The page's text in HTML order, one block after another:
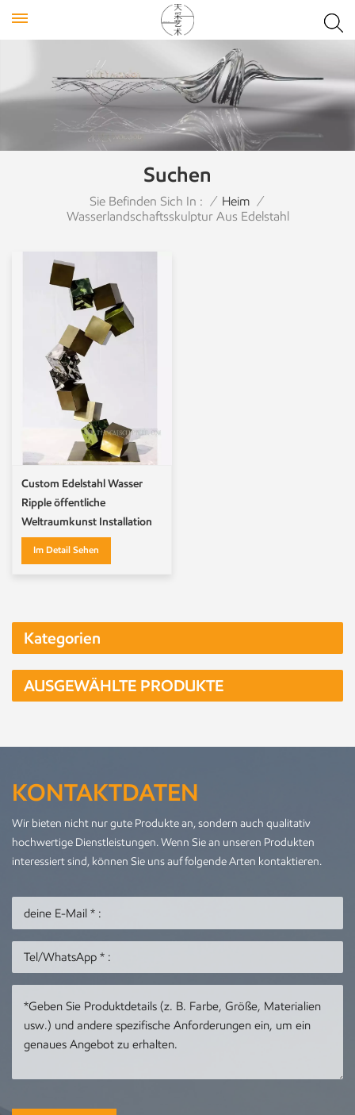
Suchen
Sie Befinden Sich In : / Heim /
Wasserlandschaftsskulptur Aus Edelstahl
Custom Edelstahl Wasser
Ripple öffentliche
Weltraumkunst Installation
Skulpturen Ornamente
Im Detail Sehen
Kategorien
AUSGEWÄHLTE PRODUKTE
KONTAKTDATEN
Wir bieten nicht nur gute Produkte an, sondern auch qualitativ
hochwertige Dienstleistungen. Wenn Sie an unseren Produkten
interessiert sind, können Sie uns auf folgende Arten kontaktieren.